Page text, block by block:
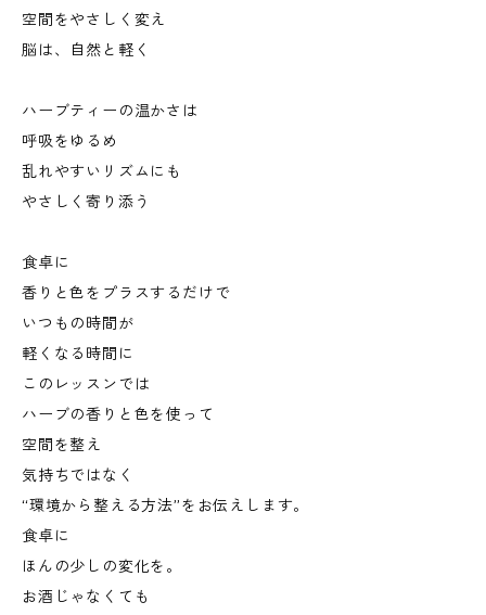
空間をやさしく変え
脳は、自然と軽く
ハーブティーの温かさは
呼吸をゆるめ
乱れやすいリズムにも
やさしく寄り添う
食卓に
香りと色をプラスするだけで
いつもの時間が
軽くなる時間に
このレッスンでは
ハーブの香りと色を使って
空間を整え
気持ちではなく
“環境から整える方法”をお伝えします。
食卓に
ほんの少しの変化を。
お酒じゃなくても